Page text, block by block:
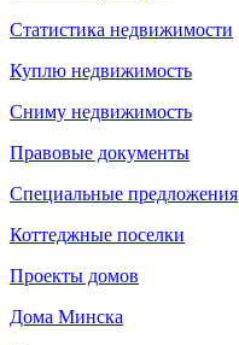
Статистика недвижимости
Куплю недвижимость
Сниму недвижимость
Правовые документы
Специальные предложения
Коттеджные поселки
Проекты домов
Дома Минска